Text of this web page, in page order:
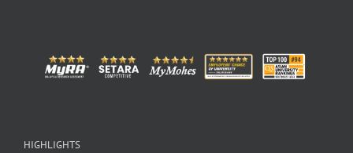
HIGHLIGHTS